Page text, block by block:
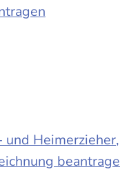
Heimerzieher,